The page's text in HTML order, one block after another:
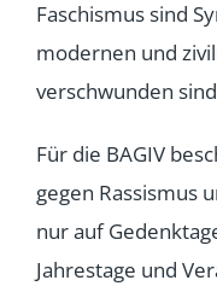
Faschismus sind
modernen und
verschwunden
Für die BAGIV
gegen Rassismus
nur auf
Jahrestage und